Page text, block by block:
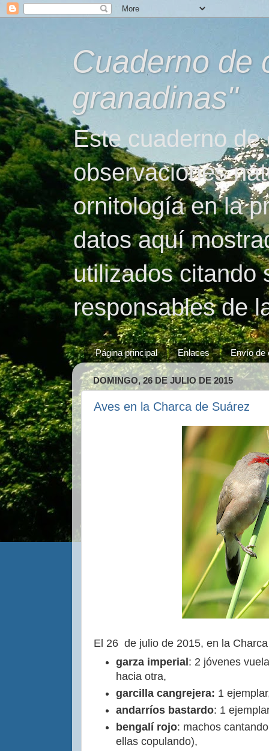
Cuaderno de
granadinas"
Este cuaderno
observaciones
ornitología en la
datos aquí
utilizados citando
responsables de
Página principal Enlaces Envío de
DOMINGO, 26 DE JULIO DE 2015
Aves en la Charca de Suárez
El 26 de julio de 2015, en la
garza imperial : 2 jóvenes
hacia otra,
garcilla cangrejera: 1
andarríos bastardo: 1
bengalí rojo: machos
ellas copulando),